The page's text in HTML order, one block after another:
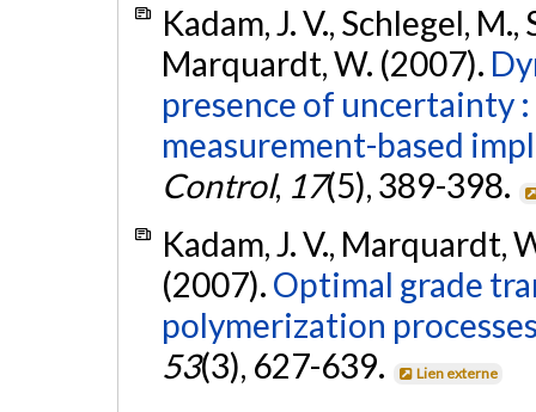
Kadam, J. V., Schlegel,
Marquardt, W. (2007).
presence of uncertainty
measurement-based
Control, 17(5), 389-398.
Kadam, J. V., Marquardt,
(2007). Optimal grade
polymerization
53(3), 627-639. Lien externe